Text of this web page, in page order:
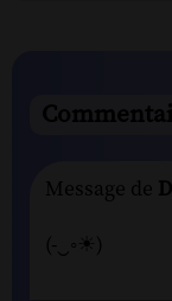
Message de
(-‿◦☀)